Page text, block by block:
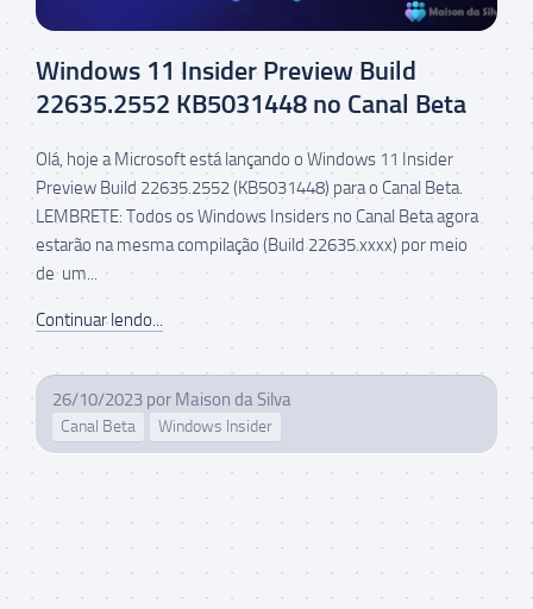
Windows 11 Insider Preview Build
22635.2552 KB5031448 no Canal Beta
Olá, hoje a Microsoft está lançando o Windows 11 Insider
Preview Build 22635.2552 (KB5031448) para o Canal Beta.
LEMBRETE: Todos os Windows Insiders no Canal Beta agora
estarão na mesma compilação (Build 22635.xxxx) por meio
de um...
Continuar lendo...
26/10/2023 por Maison da Silva
Canal Beta Windows Insider